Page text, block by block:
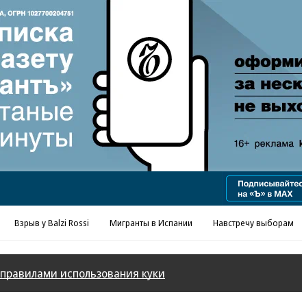
Реклама в «Ъ» www.kommersant.ru/ad
Взрыв у Balzi Rossi Мигранты в Испании Навстречу выборам
правилами использования куки